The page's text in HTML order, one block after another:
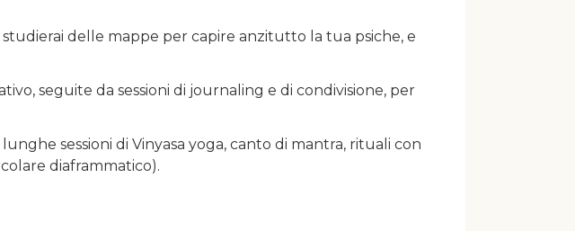
delle mappe per capire anzitutto la tua psiche, e
seguite da sessioni di journaling e di condivisione, per
sessioni di Vinyasa yoga, canto di mantra, rituali con
diaframmatico).